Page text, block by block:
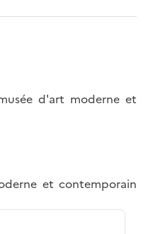
d'art moderne et
et contemporain